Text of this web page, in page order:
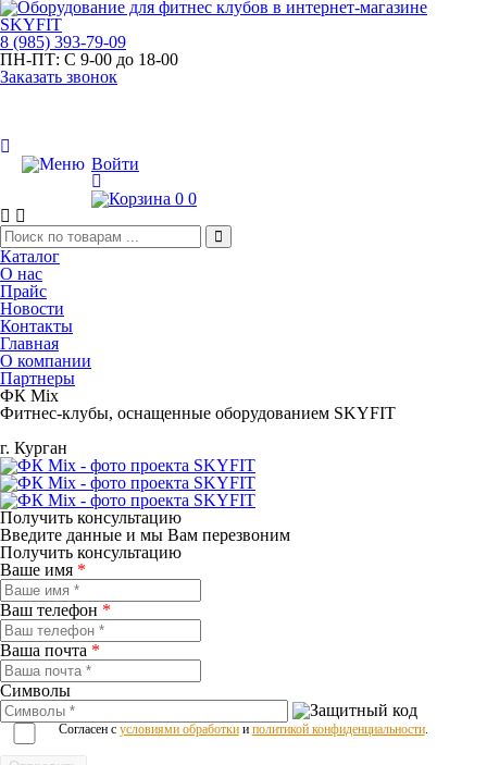
8 (985) 393-79-09
ПН-ПТ: С 9-00 до 18-00
Заказать звонок
Войти
0 0
Каталог
О нас
Прайс
Новости
Контакты
Главная
О компании
Партнеры
ФК Mix
Фитнес-клубы, оснащенные оборудованием SKYFIT
г. Курган
Получить консультацию
Введите данные и мы Вам перезвоним
Получить консультацию
Ваше имя *
Ваш телефон *
Ваша почта *
Символы
Согласен с условиями обработкии политикой конфиденциальности.